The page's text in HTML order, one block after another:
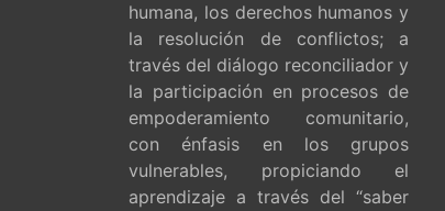
humana, los derechos humanos y
la resolución de conflictos; a
través del diálogo reconciliador y
la participación en procesos de
empoderamiento comunitario,
con énfasis en los grupos
vulnerables, propiciando el
aprendizaje a través del “saber